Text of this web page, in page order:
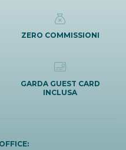
ZERO COMMISSIONI
GARDA GUEST CARD
INCLUSA